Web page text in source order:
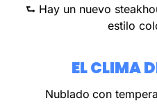
⮑ Hay un nuevo
estilo
EL CLIMA
Nublado con